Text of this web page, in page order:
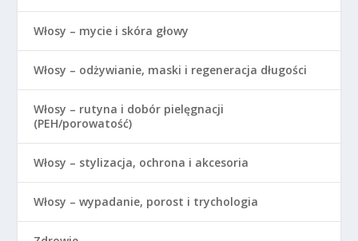
Włosy – mycie i skóra głowy
Włosy – odżywianie, maski i regeneracja długości
Włosy – rutyna i dobór pielęgnacji
(PEH/porowatość)
Włosy – stylizacja, ochrona i akcesoria
Włosy – wypadanie, porost i trychologia